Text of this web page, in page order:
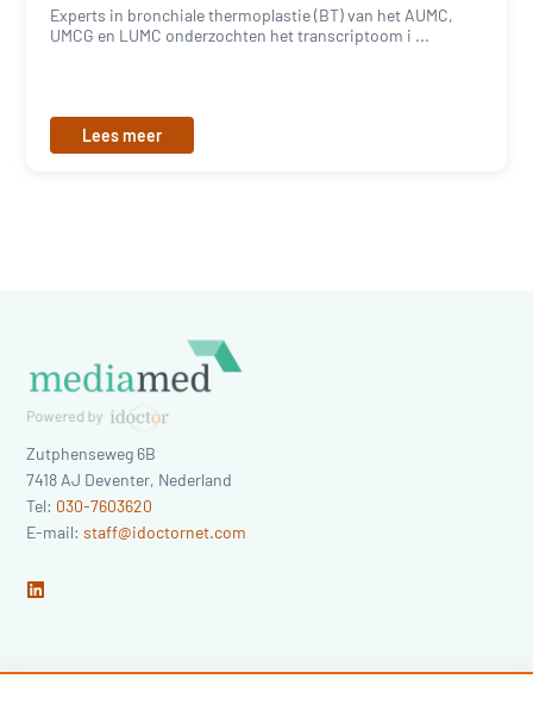
Experts in bronchiale thermoplastie (BT) van het AUMC,
UMCG en LUMC onderzochten het transcriptoom i ...
Lees meer
Zutphenseweg 6B
7418 AJ Deventer, Nederland
Tel: 030-7603620
E-mail:staff@idoctornet.com